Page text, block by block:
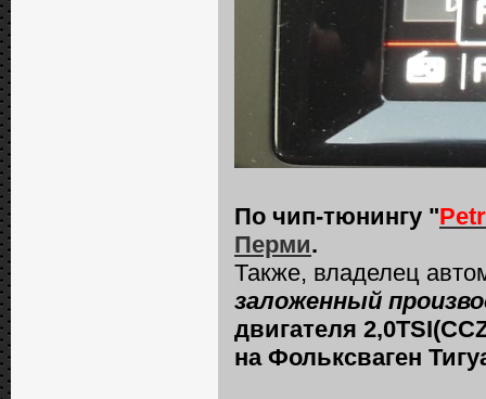
По чип-тюнингу "
Перми.
Также, владелец
заложенный
двигателя
на Фольксваген